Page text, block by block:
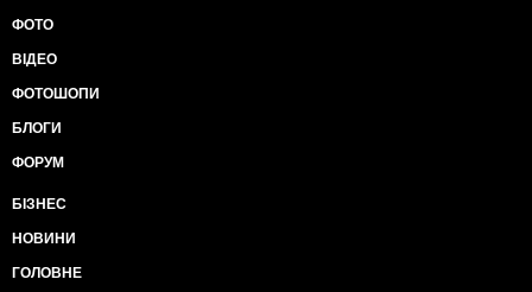
ФОТО
ВІДЕО
ФОТОШОПИ
БЛОГИ
ФОРУМ
БІЗНЕС
НОВИНИ
ГОЛОВНЕ